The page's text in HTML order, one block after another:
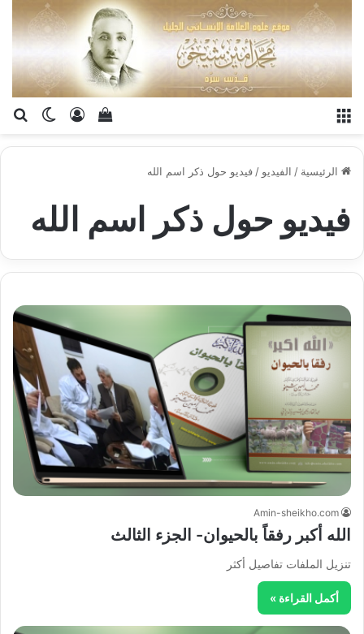
الوضعتسجيل
إستعراض سلة
الرئيسية / الفيديو / فيديو حول ذكر اسم الله
فيديو حول ذكر اسم الله
Amin-sheikho.com
الله أكبر رفقاً بالحيوان- الجزء الثالث
تنزيل الملفات تفاصيل أكثر
أكمل القراءة »